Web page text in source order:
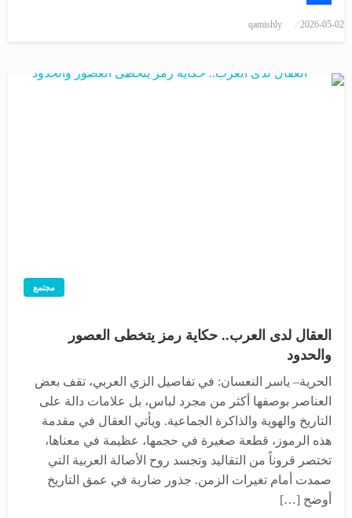
نُشر
2026-05-02
qamishly
مجتمع
العقال لدى العرب.. حكاية رمز يتخطى العصور
والحدود
الحرية– ياسر النعسان: في تفاصيل الزي العربي، تقف بعض
العناصر بوصفها أكثر من مجرد لباس، بل علامات دالة على
التاريخ والهوية والذاكرة الجماعية. ويأتي العقال في مقدمة
هذه الرموز، قطعة صغيرة في حجمها، عظيمة في معناها،
تختصر قروناً من التقاليد وتجسد روح الأصالة العربية التي
صمدت أمام تغيرات الزمن. جذور ضاربة في عمق التاريخ
أوضح […]